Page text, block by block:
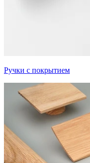
Ручки с покрытием